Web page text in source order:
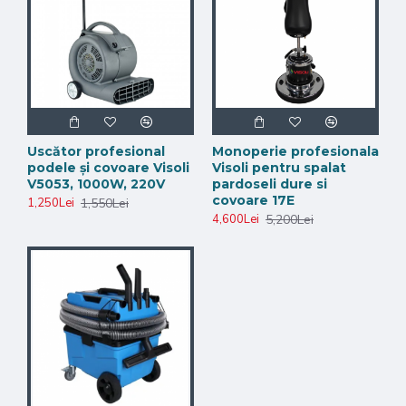
Utilizare Pardoseli dure și covoare
Alimentare 220 - 240V / 50Hz
Putere nominală
Viteză rotație disc 175 rpm
Diametru disc 17 inch
Rezervor apă
alimentare
13 m
Greutate
Dimensiuni
Pachetul conține
Uscător profesional
podele și covoare Visoli
V5053, 1000W, 220V
1,250Lei 1,550Lei
Monoperie profesionala
Visoli pentru spalat
pardoseli dure si
covoare 17E
4,600Lei 5,200Lei